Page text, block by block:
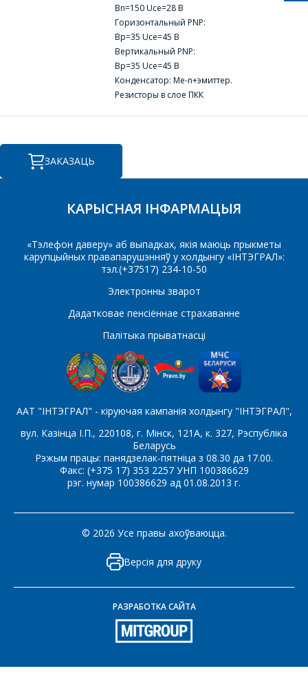
Вn=150 Uce=28 В
Горизонтальный РNP:
Вр=35 Uсе=45 В
Вертикальный РNP:
Вр=35 Uсе=45 В
Конденсатор: Ме-n+эмиттер.
Резисторы в слое ПКК
ЗАКАЗАЦЬ
КАРЫСНАЯ ІНФАРМАЦЫЯ
«Тэлефон даверу» аб выпадках, якія маюць прыкметы
карупцыйных правапарушэнняў у холдынгу «ІНТЭГРАЛ»:
тэл.(+37517) 234-10-50
Электронны зварот
Дадатковае пенсіённае страхаванне
Палітыка прыватнасці
ААТ "ІНТЭГРАЛ" - кіруючая кампанія холдынгу "ІНТЭГРАЛ",
вул. Казінца І.П., 220108, г. Мінск, 121А, к. 327, Рэспубліка
Беларусь
Рэжым працы: панядзелак-пятніца з 08.30 да 17.00.
Факс: (+375 17) 353 2257 УНП 100386629
рэг. нумар 100386629 ад 01.08.2013 г.
© 2026 Усе правы ахоўваюцца.
Версія для друку
РАЗРАБОТКА САЙТА
Ваша імя*
Тэлефон*
E-mail
Які цікавіць тавар/паслуга
Паведамленне*
*- обязательные поля
СОХРАНИТЬ